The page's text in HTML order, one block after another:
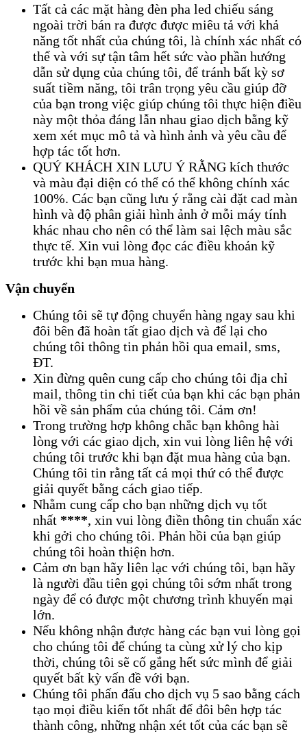
Tất cả các mặt hàng đèn pha led chiếu sáng
ngoài trời bán ra được được miêu tả với khả
năng tốt nhất của chúng tôi, là chính xác nhất có
thể và với sự tận tâm hết sức vào phần hướng
dẫn sử dụng của chúng tôi, để tránh bất kỳ sơ
suất tiềm năng, tôi trân trọng yêu cầu giúp đỡ
của bạn trong việc giúp chúng tôi thực hiện điều
này một thỏa đáng lẫn nhau giao dịch bằng kỹ
xem xét mục mô tả và hình ảnh và yêu cầu để
hợp tác tốt hơn.
QUÝ KHÁCH XIN LƯU Ý RẰNG kích thước
và màu đại diện có thể có thể không chính xác
100%. Các bạn cũng lưu ý rằng cài đặt cad màn
hình và độ phân giải hình ảnh ở mỗi máy tính
khác nhau cho nên có thể làm sai lệch màu sắc
thực tế. Xin vui lòng đọc các điều khoản kỹ
trước khi bạn mua hàng.
Vận chuyển
Chúng tôi sẽ tự động chuyển hàng ngay sau khi
đôi bên đã hoàn tất giao dịch và để lại cho
chúng tôi thông tin phản hồi qua email, sms,
ĐT.
Xin đừng quên cung cấp cho chúng tôi địa chỉ
mail, thông tin chi tiết của bạn khi các bạn phản
hồi về sản phẩm của chúng tôi. Cảm ơn!
Trong trường hợp không chắc bạn không hài
lòng với các giao dịch, xin vui lòng liên hệ với
chúng tôi trước khi bạn đặt mua hàng của bạn.
Chúng tôi tin rằng tất cả mọi thứ có thể được
giải quyết bằng cách giao tiếp.
Nhằm cung cấp cho bạn những dịch vụ tốt
nhất ****, xin vui lòng điền thông tin chuẩn xác
khi gởi cho chúng tôi. Phản hồi của bạn giúp
chúng tôi hoàn thiện hơn.
Cảm ơn bạn hãy liên lạc với chúng tôi, bạn hãy
là người đầu tiên gọi chúng tôi sớm nhất trong
ngày để có được một chương trình khuyến mại
lớn.
Nếu không nhận được hàng các bạn vui lòng gọi
cho chúng tôi để chúng ta cùng xử lý cho kịp
thời, chúng tôi sẽ cố gắng hết sức mình để giải
quyết bất kỳ vấn đề với bạn.
Chúng tôi phấn đấu cho dịch vụ 5 sao bằng cách
tạo mọi điều kiến tốt nhất để đôi bên hợp tác
thành công, những nhận xét tốt của các bạn sẽ